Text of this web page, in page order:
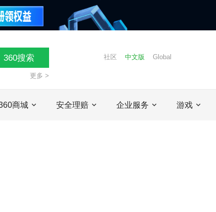
360搜索
更多 >
社区 中文版 Global
商城 安全理赔 企业服务 游戏